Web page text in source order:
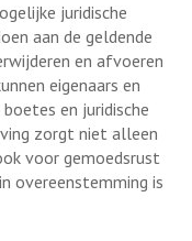
juridische
aan de geldende
en afvoeren
eigenaars en
en juridische
zorgt niet alleen
voor gemoedsrust
overeenstemming is